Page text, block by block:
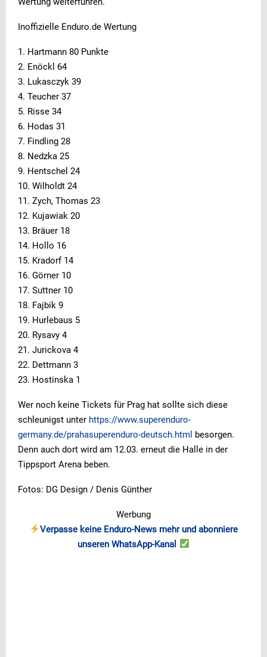
Inoffizielle Enduro.de Wertung
1. Hartmann 80 Punkte
2. Enöckl 64
3. Lukasczyk 39
4. Teucher 37
5. Risse 34
6. Hodas 31
7. Findling 28
8. Nedzka 25
9. Hentschel 24
10. Wilholdt 24
11. Zych, Thomas 23
12. Kujawiak 20
13. Bräuer 18
14. Hollo 16
15. Kradorf 14
16. Görner 10
17. Suttner 10
18. Fajbik 9
19. Hurlebaus 5
20. Rysavy 4
21. Jurickova 4
22. Dettmann 3
23. Hostinska 1
Wer noch keine Tickets für Prag hat sollte sich diese
schleunigst unter https://www.superenduro-
germany.de/prahasuperenduro-deutsch.html besorgen.
Denn auch dort wird am 12.03. erneut die Halle in der
Tippsport Arena beben.
Fotos: DG Design / Denis Günther
Werbung
Verpasse keine Enduro-News mehr und abonniere
unseren WhatsApp-Kanal